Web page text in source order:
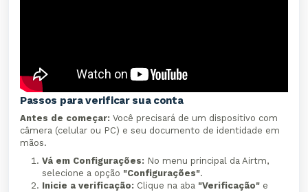
Passos para verificar sua conta
Antes de começar: Você precisará de um dispositivo com
câmera (celular ou PC) e seu documento de identidade em
mãos.
Vá em Configurações: No menu principal da Airtm,
selecione a opção "Configurações".
Inicie a verificação: Clique na aba "Verificação" e